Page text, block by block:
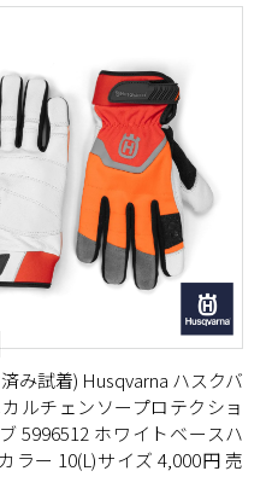
み試着) Husqvarna ハスクバ
ルチェンソープロテクショ
5996512 ホワイトベースハ
ラー 10(L)サイズ 4,000円 売